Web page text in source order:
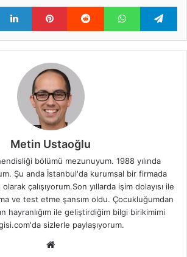
LinkedIn Pinterest Reddit WhatsApp
Metin Ustaoğlu
bölümü mezunuyum. 1988 yılında
Şu anda İstanbul'da kurumsal bir firmada
çalışıyorum.Son yıllarda işim dolayısı ile
ve test etme şansım oldu. Çocukluğumdan
hayranlığım ile geliştirdiğim bilgi birikimimi
sizlerle paylaşıyorum.
Web